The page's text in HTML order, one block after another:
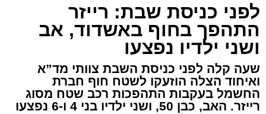
תגים:משטרת אשדוד, פריצה לבית באשדוד
תושב אשקלון בן 30 נעצר השבוע באשדוד לאחר
שנתפס ברחוב כשברשותו רכוש החשוד כגנוב,
ובהמשך הובא לבית משפט השלום באשקלון,
שהאריך את מעצרו עד ליום ראשון, 9 באוגוסט,
לצורך המשך החקירה.
לפני כניסת שבת: רייזר
התהפך בחוף באשדוד, אב
ושני ילדיו נפצעו
שעה קלה לפני כניסת השבת צוותי מד”א
ואיחוד הצלה הוזעקו לשטח חוף חברת
החשמל בעקבות התהפכות רכב שטח מסוג
רייזר. האב, כבן 50, ושני ילדיו בני 4 ו-6 נפצעו